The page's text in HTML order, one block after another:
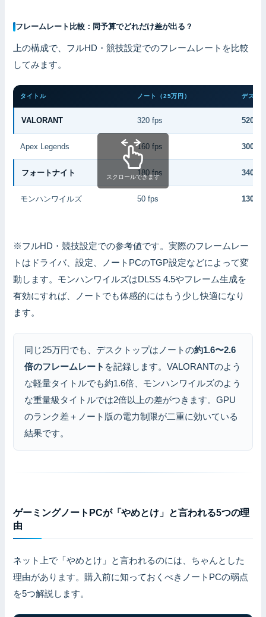
フレームレート比較：同予算でどれだけ差が出る？
上の構成で、フルHD・競技設定でのフレームレートを比較
してみます。
タイトル ノート（25万円） デスク
VALORANT 320 fps 520
Apex Legends 160 fps 300
フォートナイト 180 fps 340
モンハンワイルズ 50 fps 130
スクロールできます
※フルHD・競技設定での参考値です。実際のフレームレー
トはドライバ、設定、ノートPCのTGP設定などによって変
動します。モンハンワイルズはDLSS 4.5やフレーム生成を
有効にすれば、ノートでも体感的にはもう少し快適になり
ます。
同じ25万円でも、デスクトップはノートの約1.6〜2.6
倍のフレームレート を記録します。VALORANTのよう
な軽量タイトルでも約1.6倍、モンハンワイルズのよう
な重量級タイトルでは2倍以上の差がつきます。GPU
のランク差＋ノート版の電力制限が二重に効いている
結果です。
ゲーミングノートPCが「やめとけ」と言われる5つの理
由
ネット上で「やめとけ」と言われるのには、ちゃんとした
理由があります。購入前に知っておくべきノートPCの弱点
を5つ解説します。